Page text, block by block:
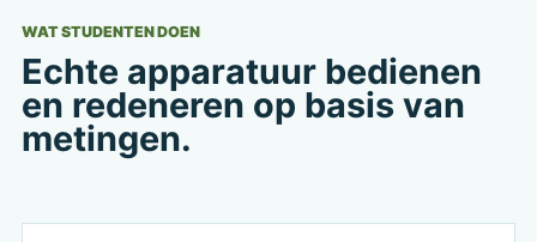
WAT STUDENTEN DOEN
Echte apparatuur bedienen
en redeneren op basis van
metingen.